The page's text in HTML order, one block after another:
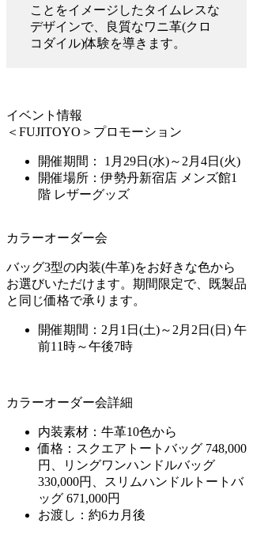
ことをイメージしたタイムレスな
デザインで、良質なワニ革(クロ
コダイル)体験を導きます。
イベント情報
＜FUJITOYO＞プロモーション
開催期間： 1月29日(水)～2月4日(火)
開催場所：伊勢丹新宿店 メンズ館1
階 レザーグッズ
カラーオーダー会
バッグ3型の内装(牛革)をお好きな色から
お選びいただけます。期間限定で、既製品
と同じ価格で承ります。
開催期間：2月1日(土)～2月2日(日) 午
前11時～午後7時
カラーオーダー会詳細
内装素材：牛革10色から
価格：スクエアトートバッグ 748,000
円、リングワンハンドルバッグ
330,000円、スリムハンドルトートバ
ッグ 671,000円
お渡し：約6カ月後